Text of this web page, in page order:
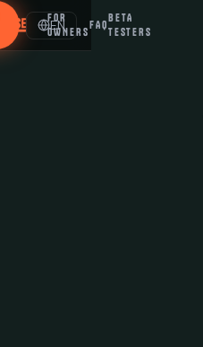
FOR
OWNERS
FAQ
BETA
TESTERS
EN